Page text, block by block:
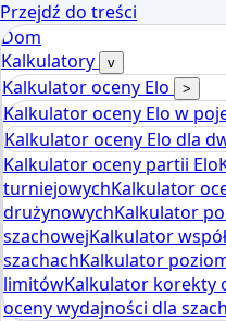
Przejdź do treści
Dom
Kalkulatory
v
Kalkulator oceny Elo >
Kalkulator oceny Elo w
Kalkulator oceny Elo dla
Kalkulator oceny partii Elo
turniejowychKalkulator
drużynowychKalkulator
szachowejKalkulator
szachachKalkulator
limitówKalkulator korekty
oceny wydajności dla